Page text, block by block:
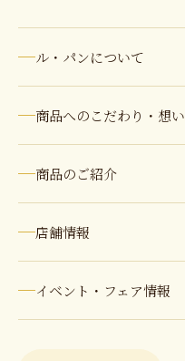
ル・パンについて
商品へのこだわり・想い
商品のご紹介
店舗情報
イベント・フェア情報